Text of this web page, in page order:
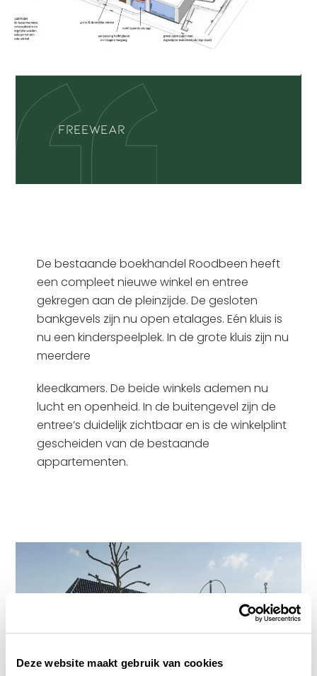
Deze website maakt gebruik van cookies
Freewear
De bestaande boekhandel Roodbeen heeft
een compleet nieuwe winkel en entree
gekregen aan de pleinzijde. De gesloten
bankgevels zijn nu open etalages. Eén kluis is
nu een kinderspeelplek. In de grote kluis zijn nu
meerdere
kleedkamers. De beide winkels ademen nu
lucht en openheid. In de buitengevel zijn de
entree’s duidelijk zichtbaar en is de winkelplint
gescheiden van de bestaande
appartementen.